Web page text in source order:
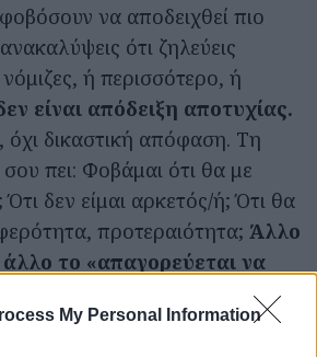
My Personal Information
να αποδειχθεί πιο
ότι ζηλεύεις
ή περισσότερο, ή
είναι απόδειξη αποτυχίας.
όχι δικαστική απόφαση. Τη
πει: Φοβάμαι ότι θα με
δεν είμαι αρκετός/ή; Ότι θα
προτεραιότητα; Άλλο
το «απαγορεύεται να